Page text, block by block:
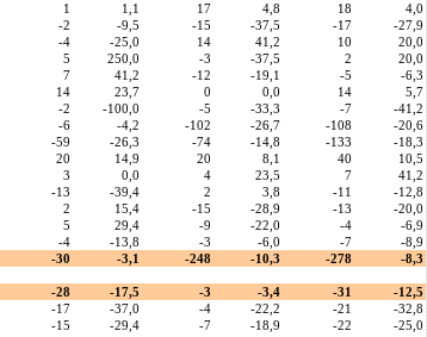
1 1,1 17 4,8 18
4,0
-2 -9,5 -15 -37,5 -17
-27,9
-4 -25,0 14 41,2 10
20,0
5 250,0 -3 -37,5 2
20,0
7 41,2 -12 -19,1 -5
-6,3
14 23,7 0 0,0 14
5,7
-2 -100,0 -5 -33,3 -7
-41,2
-6 -4,2 -102 -26,7 -108
-20,6
-59 -26,3 -74 -14,8 -133
-18,3
20 14,9 20 8,1 40
10,5
3 0,0 4 23,5 7
41,2
-13 -39,4 2 3,8 -11
-12,8
2 15,4 -15 -28,9 -13
-20,0
5 29,4 -9 -22,0 -4
-6,9
-4 -13,8 -3 -6,0 -7
-8,9
-30 -3,1 -248 -10,3 -278 -8,3
-28 -17,5 -3 -3,4 -31
-12,5
-17 -37,0 -4 -22,2 -21
-32,8
-15 -29,4 -7 -18,9 -22
-25,0